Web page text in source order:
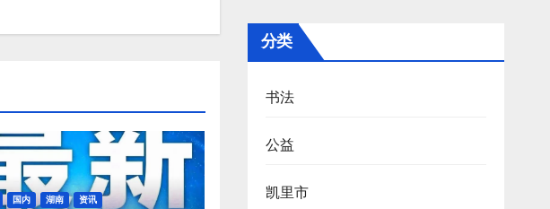
国内 湖南 资讯
分类
书法
公益
凯里市